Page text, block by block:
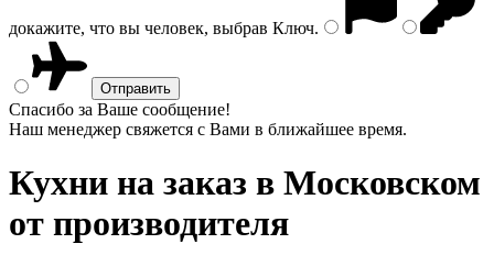
докажите, что вы человек, выбрав Ключ.
Спасибо за Ваше сообщение!
Наш менеджер свяжется с Вами в ближайшее время.
Кухни на заказ в Московском
от производителя